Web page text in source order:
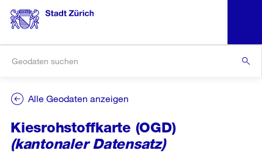
Alle Geodaten anzeigen
Kiesrohstoffkarte (OGD)
(kantonaler Datensatz)